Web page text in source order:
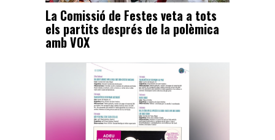
La Comissió de Festes veta a tots
els partits després de la polèmica
amb VOX